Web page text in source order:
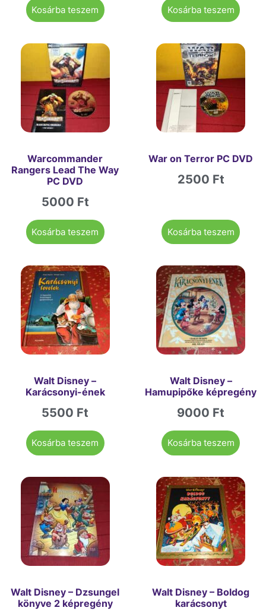
Kosárba teszem Kosárba teszem
Warcommander
Rangers Lead The Way
PC DVD
5000 Ft
Kosárba teszem
War on Terror PC DVD
2500 Ft
Kosárba teszem
Walt Disney –
Karácsonyi-ének
5500 Ft
Kosárba teszem
Walt Disney –
Hamupipőke képregény
9000 Ft
Kosárba teszem
Walt Disney – Dzsungel
könyve 2 képregény
Walt Disney – Boldog
karácsonyt